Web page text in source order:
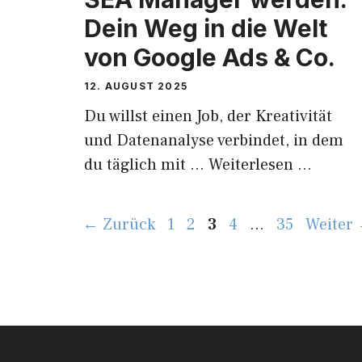
Dein Weg in die Welt
von Google Ads & Co.
12. AUGUST 2025
Du willst einen Job, der Kreativität
und Datenanalyse verbindet, in dem
du täglich mit … Weiterlesen …
← Zurück Seite
1 Seite
2 Seite
3 Seite
4 … Seite
35 Weiter